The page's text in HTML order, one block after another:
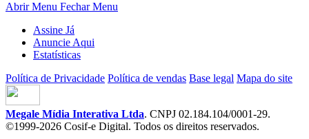
Abrir Menu Fechar Menu
Assine Já
Anuncie Aqui
Estatísticas
Política de Privacidade Política de vendas Base legal Mapa do site
Megale Mídia Interativa Ltda. CNPJ 02.184.104/0001-29.
©1999-2026 Cosif-e Digital. Todos os direitos reservados.